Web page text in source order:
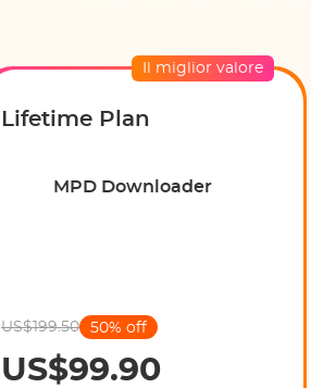
Il miglior valore
Lifetime Plan
MPD Downloader
US$199.50 50% off
US$99.90